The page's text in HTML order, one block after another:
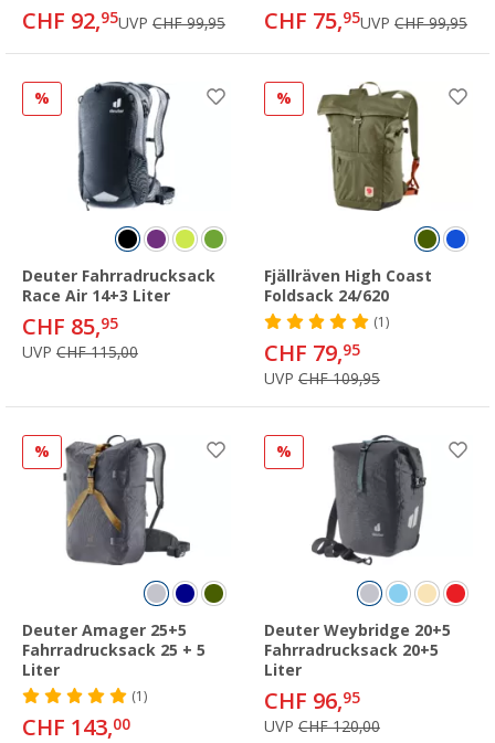
CHF 92,95UVP CHF 99,95 CHF 75,95UVP CHF 99,95
%
Deuter Fahrradrucksack
Race Air 14+3 Liter
CHF 85,95
UVP CHF 115,00
%
Fjällräven High Coast
Foldsack 24/620
(1)
CHF 79,95
UVP CHF 109,95
%
Deuter Amager 25+5
Fahrradrucksack 25 + 5
Liter
(1)
CHF 143,00
%
Deuter Weybridge 20+5
Fahrradrucksack 20+5
Liter
CHF 96,95
UVP CHF 120,00